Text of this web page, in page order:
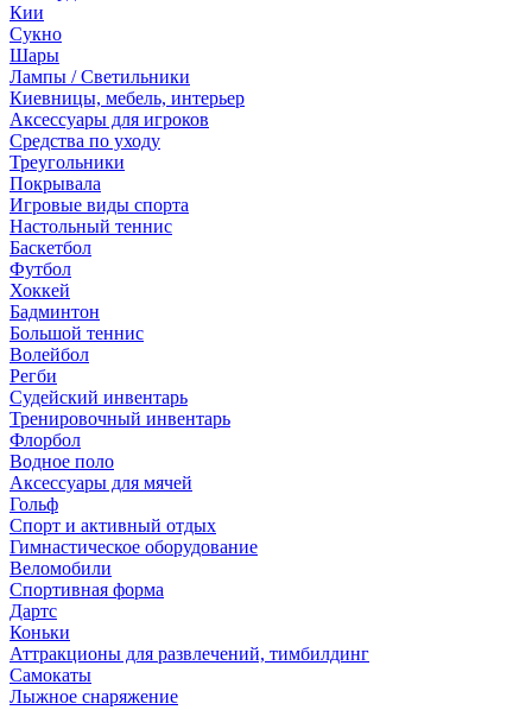
Кии
Сукно
Шары
Лампы / Светильники
Киевницы, мебель, интерьер
Аксессуары для игроков
Средства по уходу
Треугольники
Покрывала
Игровые виды спорта
Настольный теннис
Баскетбол
Футбол
Хоккей
Бадминтон
Большой теннис
Волейбол
Регби
Судейский инвентарь
Тренировочный инвентарь
Флорбол
Водное поло
Аксессуары для мячей
Гольф
Спорт и активный отдых
Гимнастическое оборудование
Веломобили
Спортивная форма
Дартс
Коньки
Аттракционы для развлечений, тимбилдинг
Самокаты
Лыжное снаряжение